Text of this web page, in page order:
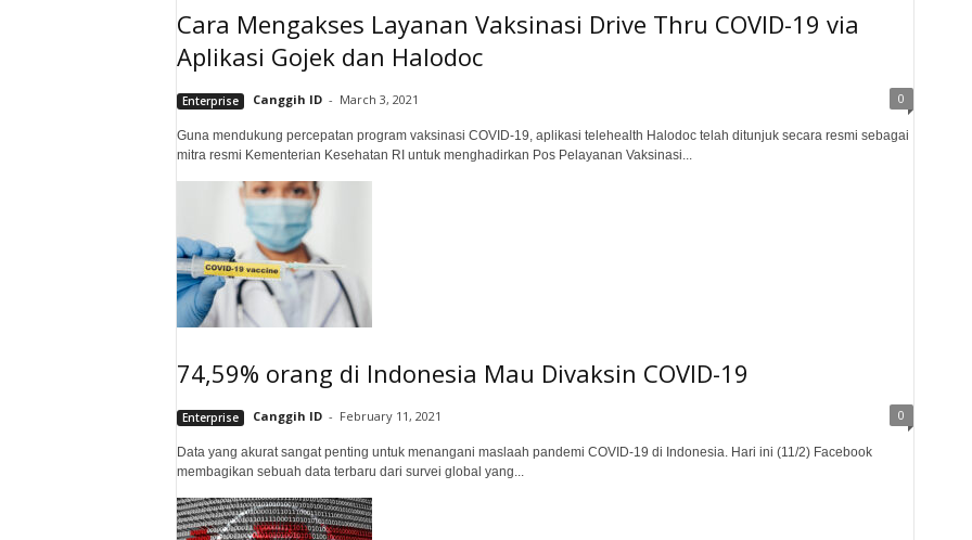
Cara Mengakses Layanan Vaksinasi Drive Thru COVID-19 via
Aplikasi Gojek dan Halodoc
Enterprise Canggih ID - March 3, 2021 0
Guna mendukung percepatan program vaksinasi COVID-19, aplikasi telehealth Halodoc telah ditunjuk secara resmi sebagai
mitra resmi Kementerian Kesehatan RI untuk menghadirkan Pos Pelayanan Vaksinasi...
74,59% orang di Indonesia Mau Divaksin COVID-19
Enterprise Canggih ID - February 11, 2021 0
Data yang akurat sangat penting untuk menangani maslaah pandemi COVID-19 di Indonesia. Hari ini (11/2) Facebook
membagikan sebuah data terbaru dari survei global yang...